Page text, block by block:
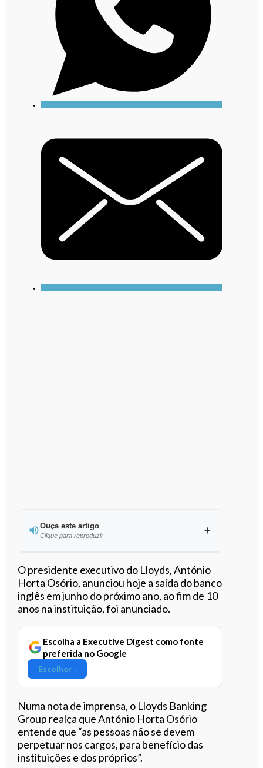
Ouça este artigo
Clique para reproduzir
Ouvir este artigo
O presidente executivo do Lloyds, António
Horta Osório, anunciou hoje a saída do banco
inglês em junho do próximo ano, ao fim de 10
anos na instituição, foi anunciado.
Escolha a Executive Digest como fonte
preferida no Google
Escolher ›
Numa nota de imprensa, o Lloyds Banking
Group realça que António Horta Osório
entende que “as pessoas não se devem
perpetuar nos cargos, para benefício das
instituições e dos próprios”.